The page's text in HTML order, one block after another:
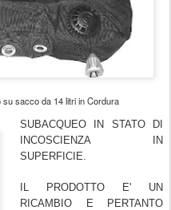
su sacco da 14 litri in Cordura
SUBACQUEO IN STATO DI
INCOSCIENZA IN
SUPERFICIE.
IL PRODOTTO E' UN
RICAMBIO E PERTANTO